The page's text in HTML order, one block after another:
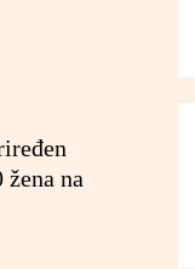
na